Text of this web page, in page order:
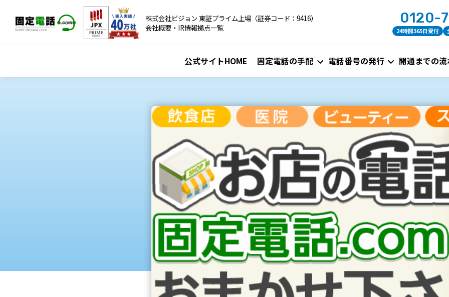
株式会社ビジョン 東証プライム上場（証券コード：9416）
会社概要・IR情報拠点一覧
0120-
24時間365日受付
公式サイトHOME 固定電話の手配 電話番号の発行 開通までの